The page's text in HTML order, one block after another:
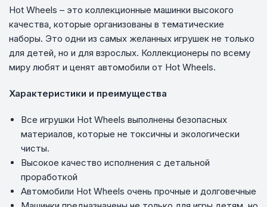
Hot Wheels – это коллекционные машинки высокого
качества, которые организованы в тематические
наборы. Это одни из самых желанных игрушек не только
для детей, но и для взрослых. Коллекционеры по всему
миру любят и ценят автомобили от Hot Wheels.
Характеристики и преимущества
Все игрушки Hot Wheels выполнены безопасных
материалов, которые не токсичны и экологически
чисты.
Высокое качество исполнения с детальной
проработкой
Автомобили Hot Wheels очень прочные и долговечные